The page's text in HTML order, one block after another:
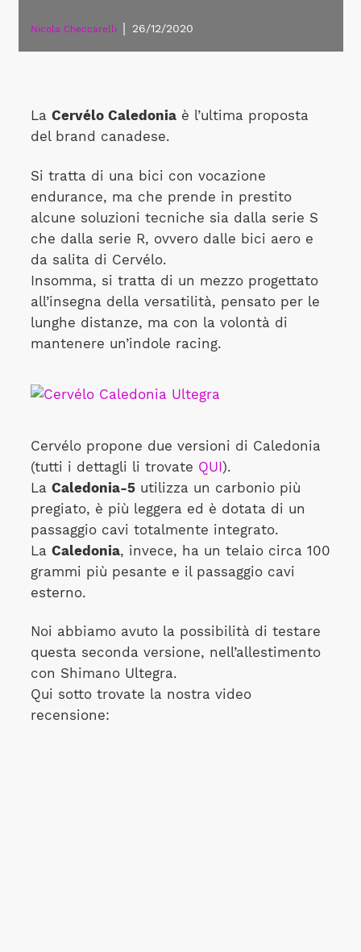
Nicola Checcarelli 26/12/2020
La Cervélo Caledoniaè l’ultima proposta
del brand canadese.
Si tratta di una bici con vocazione
endurance, ma che prende in prestito
alcune soluzioni tecniche sia dalla serie S
che dalla serie R, ovvero dalle bici aero e
da salita di Cervélo.
Insomma, si tratta di un mezzo progettato
all’insegna della versatilità, pensato per le
lunghe distanze, ma con la volontà di
mantenere un’indole racing.
Cervélo propone due versioni di Caledonia
(tutti i dettagli li trovate QUI).
La Caledonia-5utilizza un carbonio più
pregiato, è più leggera ed è dotata di un
passaggio cavi totalmente integrato.
La Caledonia, invece, ha un telaio circa 100
grammi più pesante e il passaggio cavi
esterno.
Noi abbiamo avuto la possibilità di testare
questa seconda versione, nell’allestimento
con Shimano Ultegra.
Qui sotto trovate la nostra video
recensione: